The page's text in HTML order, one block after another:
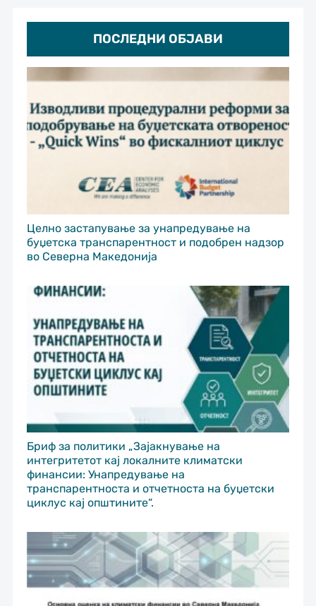
ПОСЛЕДНИ ОБЈАВИ
Целно застапување за унапредување на
буџетска транспарентност и подобрен надзор
во Северна Македонија
Бриф за политики „Зајакнување на
интегритетот кај локалните климатски
финансии: Унапредување на
транспарентноста и отчетноста на буџетски
циклус кај општините“.